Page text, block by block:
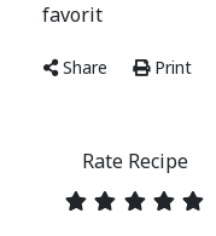
favorit
Share Print
Rate Recipe